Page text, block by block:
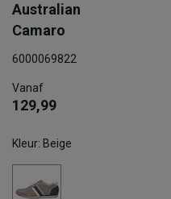
Australian
Camaro
6000069822
Vanaf
129,99
Kleur: Beige